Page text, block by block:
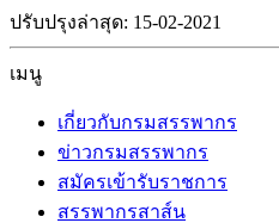
ปรับปรุงล่าสุด: 15-02-2021
เมนู
เกี่ยวกับกรมสรรพากร
ข่าวกรมสรรพากร
สมัครเข้ารับราชการ
สรรพากรสาส์น